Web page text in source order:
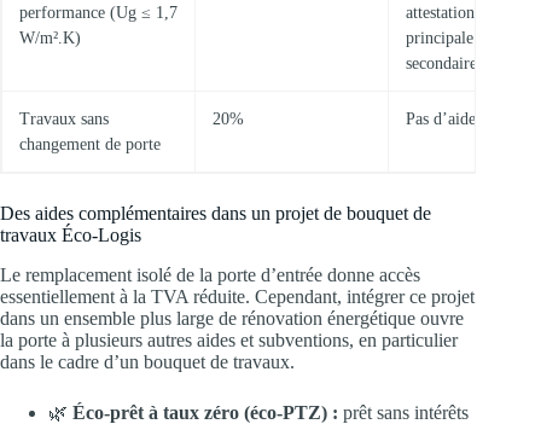
performance (Ug ≤ 1,7
W/m².K)
attestation,
principale ou
secondaire
Travaux sans
changement de porte
20% Pas d’aide possible
Des aides complémentaires dans un projet de bouquet de
travaux Éco-Logis
Le remplacement isolé de la porte d’entrée donne accès
essentiellement à la TVA réduite. Cependant, intégrer ce projet
dans un ensemble plus large de rénovation énergétique ouvre
la porte à plusieurs autres aides et subventions, en particulier
dans le cadre d’un bouquet de travaux.
🌿 Éco-prêt à taux zéro (éco-PTZ) : prêt sans intérêts